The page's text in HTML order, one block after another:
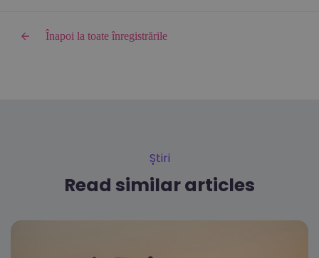
Înapoi la toate înregistrările
Știri
Read similar articles